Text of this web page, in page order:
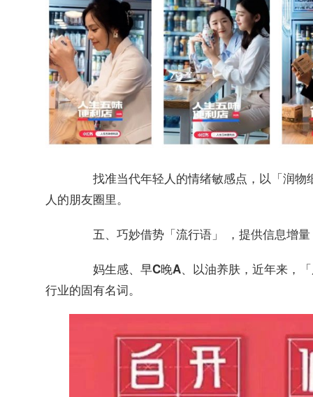
找准当代年轻人的情绪敏感点，以「润物
人的朋友圈里。
五、巧妙借势「流行语」 ，提供信息增量
妈生感、早C晚A、以油养肤， 近年来，
行业的固有名词。